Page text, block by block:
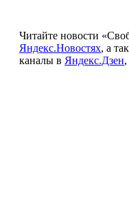
Читайте новости
Яндекс.Новостях, а
каналы в Яндекс.Дзен,